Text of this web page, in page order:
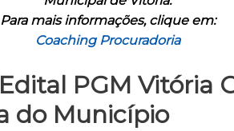
Para mais informações, clique em:
Coaching Procuradoria
PGM Vitória
do Município